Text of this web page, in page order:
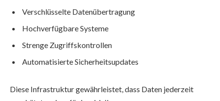
Verschlüsselte Datenübertragung
Hochverfügbare Systeme
Strenge Zugriffskontrollen
Automatisierte Sicherheitsupdates
Diese Infrastruktur gewährleistet, dass Daten jederzeit